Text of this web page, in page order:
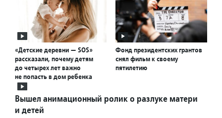
«Детские деревни — SOS»
рассказали, почему детям
до четырех лет важно
не попасть в дом ребенка
Фонд президентских грантов
снял фильм к своему
пятилетию
Вышел анимационный ролик о разлуке матери
и детей